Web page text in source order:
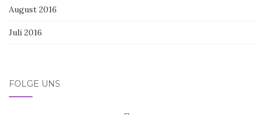
August 2016
Juli 2016
FOLGE UNS